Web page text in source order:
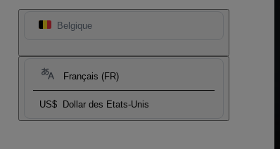
Belgique
Français (FR)
US$ Dollar des Etats-Unis